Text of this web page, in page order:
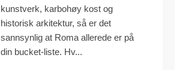
kunstverk, karbohøy kost og
historisk arkitektur, så er det
sannsynlig at Roma allerede er på
din bucket-liste. Hv...